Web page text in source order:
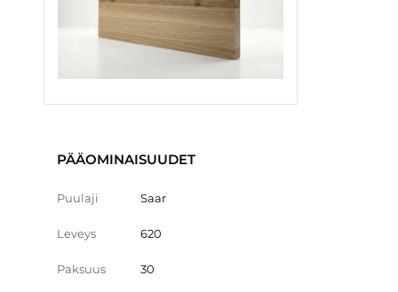
PÄÄOMINAISUUDET
Puulaji Saar
Leveys 620
Paksuus 30